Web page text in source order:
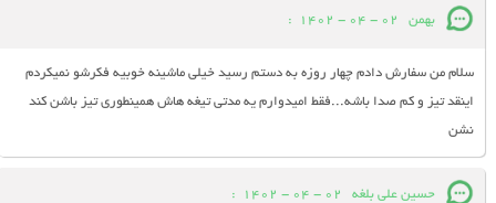
بهمن 02 - 04 - 1402
:
سلام من سفارش دادم چهار روزه به دستم رسید خیلی ماشینه خوبیه فکرشو نمیکردم
اینقد تیز و کم صدا باشه...فقط امیدوارم یه مدتی تیغه هاش همینطوری تیز باشن کند
نشن
حسین علی بلغه 02 - 04 - 1402
: